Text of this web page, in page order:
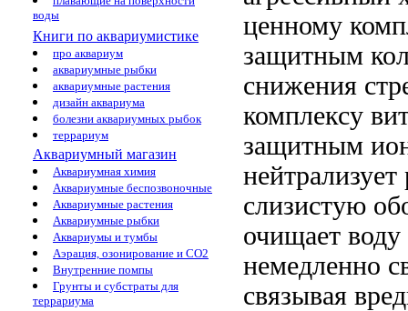
воды
Книги по аквариумистике
про аквариум
аквариумные рыбки
аквариумные растения
дизайн аквариума
болезни аквариумных рыбок
террариум
Аквариумный магазин
Аквариумная химия
Аквариумные беспозвоночные
Аквариумные растения
Аквариумные рыбки
Аквариумы и тумбы
Аэрация, озонирование и CO2
Внутренние помпы
Грунты и субстраты для
террариума
ценному
защитным
снижения
комплексу
защитным
слизистую
очищает
немедленно
связывая